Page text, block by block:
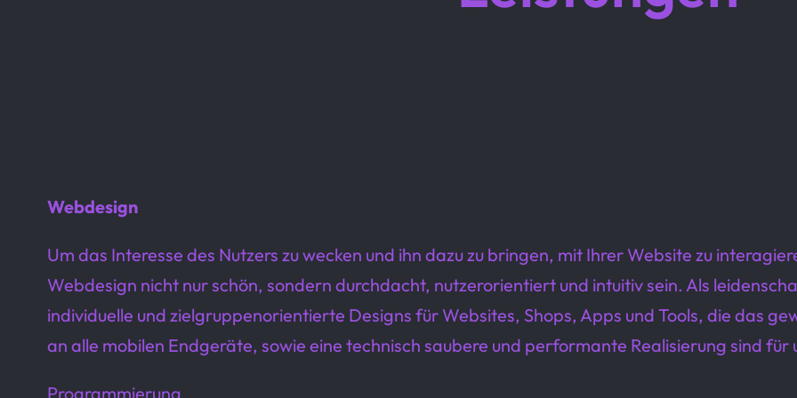
Webdesign
Um das Interesse des Nutzers zu wecken und ihn dazu zu bringen, mit Ihrer Website zu
Webdesign nicht nur schön, sondern durchdacht, nutzerorientiert und intuitiv sein. Als
individuelle und zielgruppenorientierte Designs für Websites, Shops, Apps und Tools, die das
an alle mobilen Endgeräte, sowie eine technisch saubere und performante Realisierung sind für
Programmierung